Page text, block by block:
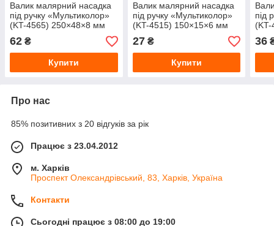
Валик малярний насадка
під ручку «Мультиколор»
(KT-4565) 250×48×8 мм
62 ₴
Купити
Валик малярний насадка
під ручку «Мультиколор»
(KT-4515) 150×15×6 мм
27₴
Купити
під
36
Про нас
85% позитивних з 20 відгуків за рік
Працює з 23.04.2012
м. Харків
Проспект Олександрівський, 83, Харків, Україна
Контакти
Сьогодні працює з 08:00 до 19:00